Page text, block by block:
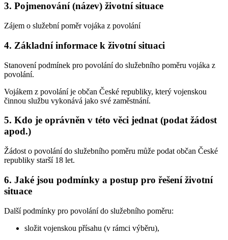
3. Pojmenování (název) životní situace
Zájem o služební poměr vojáka z povolání
4. Základní informace k životní situaci
Stanovení podmínek pro povolání do služebního poměru vojáka z
povolání.
Vojákem z povolání je občan České republiky, který vojenskou
činnou službu vykonává jako své zaměstnání.
5. Kdo je oprávněn v této věci jednat (podat žádost
apod.)
Žádost o povolání do služebního poměru může podat občan České
republiky starší 18 let.
6. Jaké jsou podmínky a postup pro řešení životní
situace
Další podmínky pro povolání do služebního poměru:
složit vojenskou přísahu (v rámci výběru),